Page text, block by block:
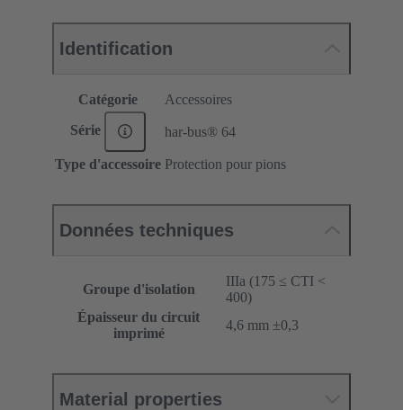
Identification
Catégorie Accessoires
Série har-bus® 64
Type d'accessoire Protection pour pions
Données techniques
Groupe d'isolation
IIIa (175 ≤ CTI <
400)
Épaisseur du circuit
imprimé
‌4,6 mm ±0,3 ‌
Material properties